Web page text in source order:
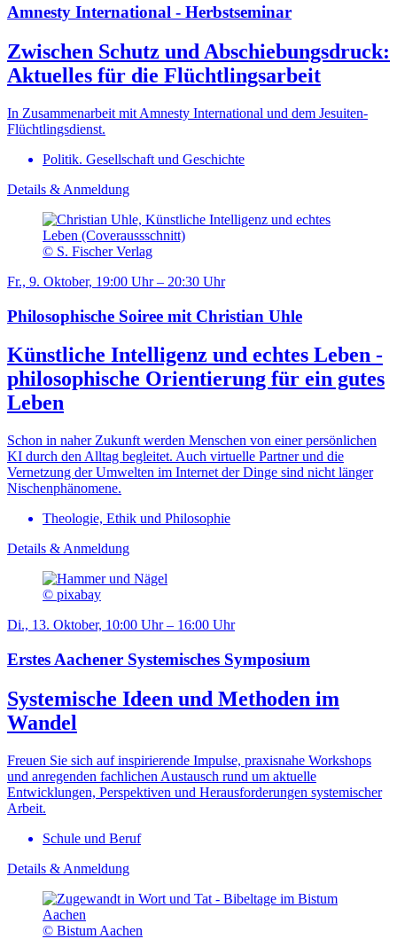
Amnesty International - Herbstseminar
Zwischen Schutz und Abschiebungsdruck:
Aktuelles für die Flüchtlingsarbeit
In Zusammenarbeit mit Amnesty International und dem Jesuiten-
Flüchtlingsdienst.
Politik. Gesellschaft und Geschichte
Details & Anmeldung
© S. Fischer Verlag
Fr., 9. Oktober, 19:00 Uhr – 20:30 Uhr
Philosophische Soiree mit Christian Uhle
Künstliche Intelligenz und echtes Leben -
philosophische Orientierung für ein gutes
Leben
Schon in naher Zukunft werden Menschen von einer persönlichen
KI durch den Alltag begleitet. Auch virtuelle Partner und die
Vernetzung der Umwelten im Internet der Dinge sind nicht länger
Nischenphänomene.
Theologie, Ethik und Philosophie
Details & Anmeldung
© pixabay
Di., 13. Oktober, 10:00 Uhr – 16:00 Uhr
Erstes Aachener Systemisches Symposium
Systemische Ideen und Methoden im
Wandel
Freuen Sie sich auf inspirierende Impulse, praxisnahe Workshops
und anregenden fachlichen Austausch rund um aktuelle
Entwicklungen, Perspektiven und Herausforderungen systemischer
Arbeit.
Schule und Beruf
Details & Anmeldung
© Bistum Aachen